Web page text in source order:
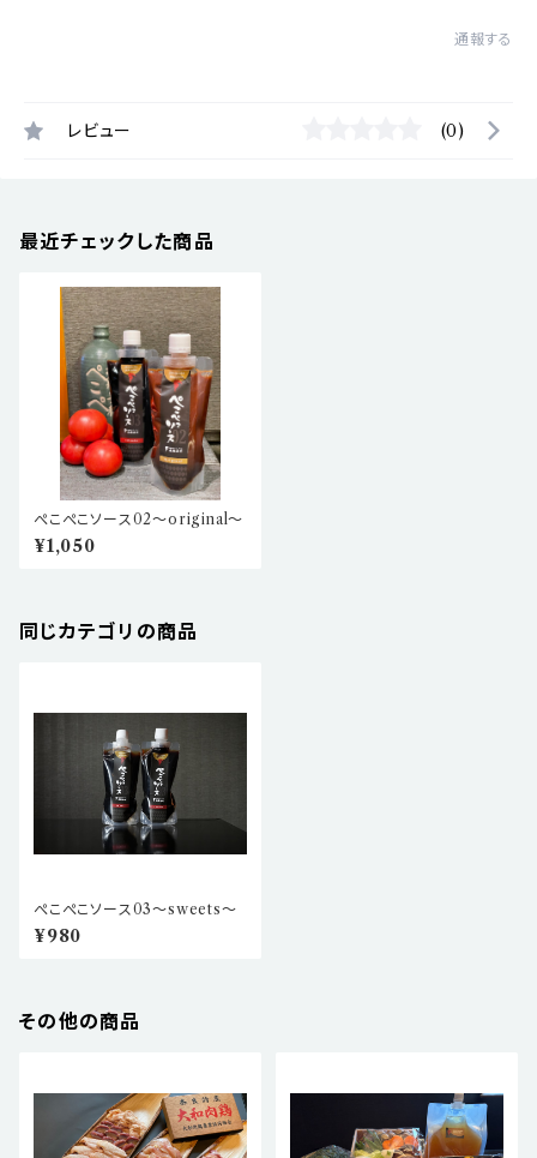
通報する
レビュー (0)
最近チェックした商品
ぺこぺこソース02〜original〜
¥1,050
同じカテゴリの商品
ぺこぺこソース03〜sweets〜
¥980
その他の商品